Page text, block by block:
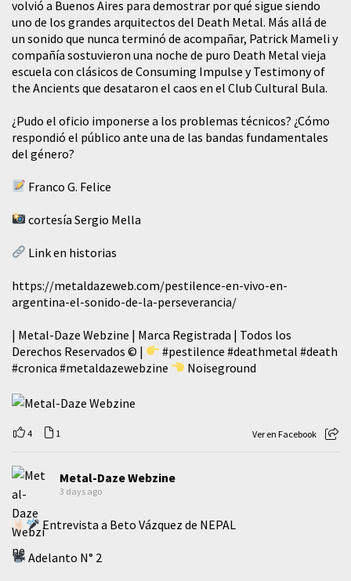
volvió a Buenos Aires para demostrar por qué sigue siendo
uno de los grandes arquitectos del Death Metal. Más allá de
un sonido que nunca terminó de acompañar, Patrick Mameli y
compañía sostuvieron una noche de puro Death Metal vieja
escuela con clásicos de Consuming Impulse y Testimony of
the Ancients que desataron el caos en el Club Cultural Bula.
¿Pudo el oficio imponerse a los problemas técnicos? ¿Cómo
respondió el público ante una de las bandas fundamentales
del género?
Franco G. Felice
cortesía Sergio Mella
Link en historias
https://metaldazeweb.com/pestilence-en-vivo-en-
argentina-el-sonido-de-la-perseverancia/
| Metal-Daze Webzine | Marca Registrada | Todos los
Derechos Reservados © |
#pestilence #deathmetal #death
#cronica #metaldazewebzine Noiseground
4 1 Ver en Facebook
Metal-Daze Webzine
3 days ago
Entrevista a Beto Vázquez de NEPAL
Adelanto N° 2